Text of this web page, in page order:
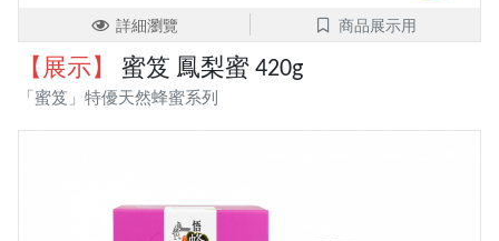
詳細瀏覽 商品展示用
【展示】 蜜笈 鳳梨蜜 420g
「蜜笈」特優天然蜂蜜系列